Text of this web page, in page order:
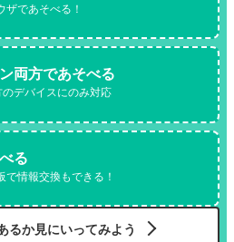
ザであそべる！
両方であそべる
デバイスにのみ対応
る
情報交換もできる！
るか見にいってみよう